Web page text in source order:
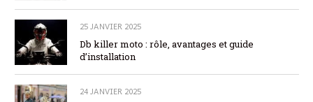
25 JANVIER 2025
Db killer moto : rôle, avantages et guide
d’installation
24 JANVIER 2025